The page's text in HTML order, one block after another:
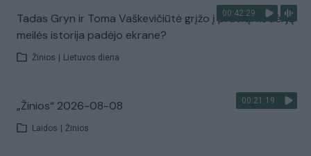
00:42:29
Tadas Gryn ir Toma Vaškevičiūtė grįžo į praeitį: kodėl jų
meilės istorija padėjo ekrane?
Žinios Lietuvos diena
00:21:19
„Žinios“ 2026-08-08
Laidos Žinios